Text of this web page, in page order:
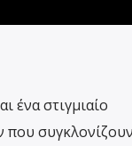
ένα στιγμιαίο
που